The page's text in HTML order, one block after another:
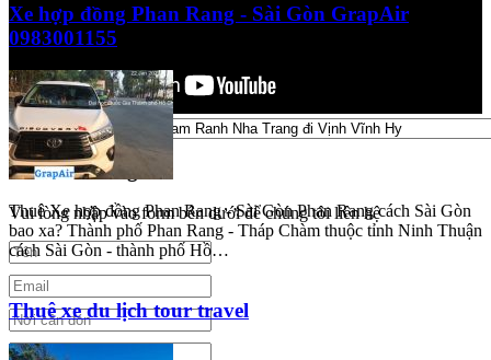
Xe hợp đồng Phan Rang - Sài Gòn GrapAir
0983001155
Thuê Xe hợp đồng Phan Rang - Sài Gòn Phan Rang cách Sài Gòn
bao xa? Thành phố Phan Rang - Tháp Chàm thuộc tỉnh Ninh Thuận
cách Sài Gòn - thành phố Hồ…
Thuê xe du lịch tour travel
Yêu cầu báo giá
Vui lòng nhập vào form bên dưới để chúng tôi liên hệ